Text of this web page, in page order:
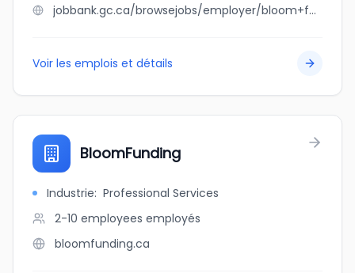
jobbank.gc.ca/browsejobs/employer/bloom+funding/ca
Voir les emplois et détails
BloomFunding
Industrie: Professional Services
2-10 employees employés
bloomfunding.ca